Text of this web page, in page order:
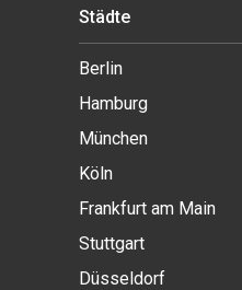
Städte
Berlin
Hamburg
München
Köln
Frankfurt am Main
Stuttgart
Düsseldorf